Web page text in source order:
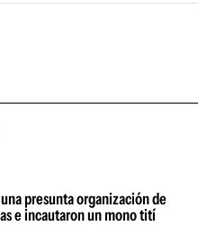
presunta organización de
e incautaron un mono tití